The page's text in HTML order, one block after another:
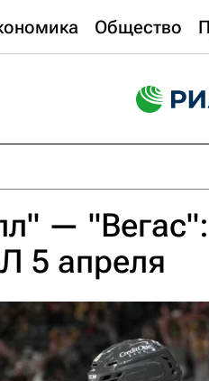
Общество
— "Вегас":
5 апреля